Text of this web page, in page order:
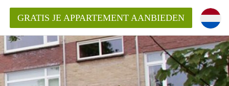
GRATIS JE APPARTEMENT AANBIEDEN